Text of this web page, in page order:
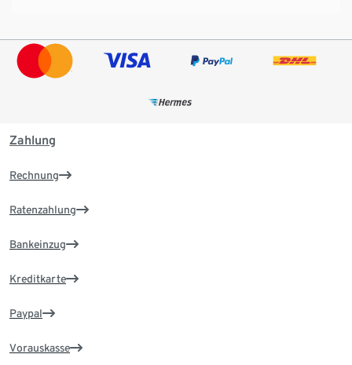
Zahlung
Rechnung
Ratenzahlung
Bankeinzug
Kreditkarte
Paypal
Vorauskasse